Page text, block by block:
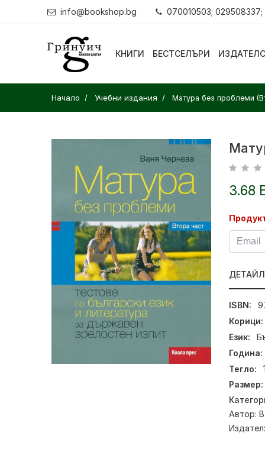
info@bookshop.bg 070010503; 029508337;
КНИГИ БЕСТСЕЛЪРИ
Начало Учебни издания Матура без проблеми
3.68
ISBN:
Корици:
Език:
Година:
Тегло:
Размер:
Автор:
Издател: